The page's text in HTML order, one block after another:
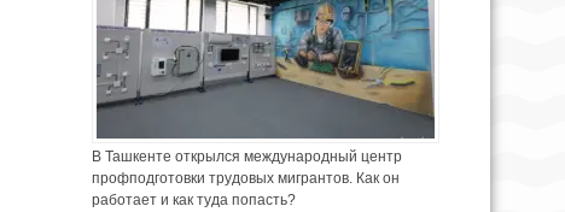
В Ташкенте открылся международный центр
профподготовки трудовых мигрантов. Как он
работает и как туда попасть?